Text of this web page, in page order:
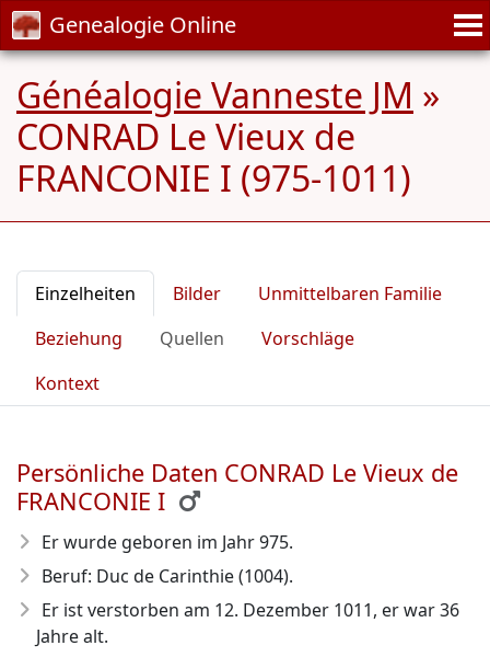
Genealogie Online
Généalogie Vanneste JM »
CONRAD Le Vieux de
FRANCONIE I (975-1011)
Einzelheiten Bilder
Unmittelbaren Familie
Beziehung
Quellen
Vorschläge
Kontext
Persönliche Daten CONRAD Le Vieux de
FRANCONIE I
Er wurde geboren im Jahr 975.
Beruf: Duc de Carinthie (1004).
Er ist verstorben am 12. Dezember 1011, er war 36
Jahre alt.